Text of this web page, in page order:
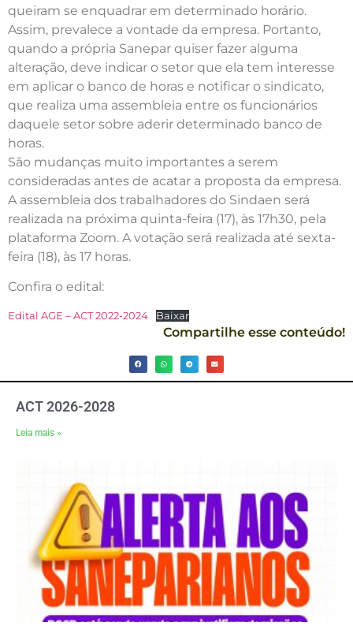
queiram se enquadrar em determinado horário.
Assim, prevalece a vontade da empresa. Portanto,
quando a própria Sanepar quiser fazer alguma
alteração, deve indicar o setor que ela tem interesse
em aplicar o banco de horas e notificar o sindicato,
que realiza uma assembleia entre os funcionários
daquele setor sobre aderir determinado banco de
horas.
São mudanças muito importantes a serem
consideradas antes de acatar a proposta da empresa.
A assembleia dos trabalhadores do Sindaen será
realizada na próxima quinta-feira (17), às 17h30, pela
plataforma Zoom. A votação será realizada até sexta-
feira (18), às 17 horas.
Confira o edital:
Edital AGE – ACT 2022-2024 Baixar
Compartilhe esse conteúdo!
ACT 2026-2028
Leia mais »